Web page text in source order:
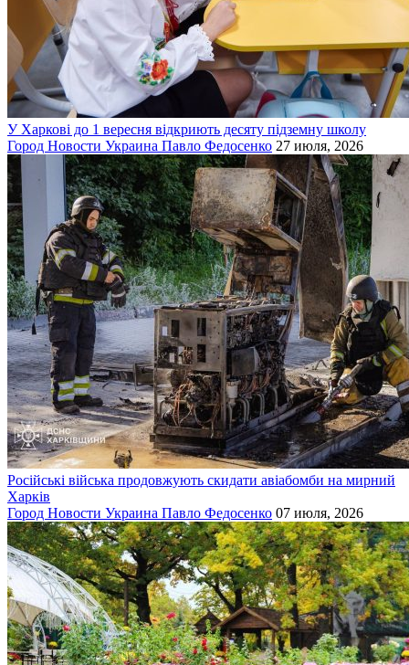
У Харкові до 1 вересня відкриють десяту підземну школу
Город Новости Украина Павло Федосенко 27 июля, 2026
Російські війська продовжують скидати авіабомби на мирний
Харків
Город Новости Украина Павло Федосенко 07 июля, 2026